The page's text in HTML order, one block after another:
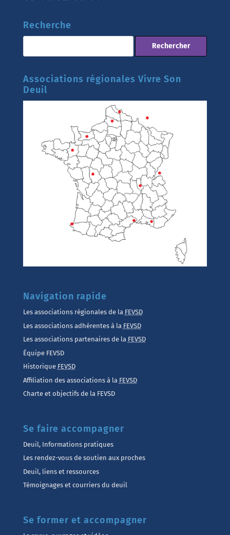
Recherche
Associations régionales Vivre Son
Deuil
Navigation rapide
Les associations régionales de la FEVSD
Les associations adhérentes à la FEVSD
Les associations partenaires de la FEVSD
Équipe FEVSD
Historique FEVSD
Affiliation des associations à la FEVSD
Charte et objectifs de la FEVSD
Se faire accompagner
Deuil, Informations pratiques
Les rendez-vous de soutien aux proches
Deuil, liens et ressources
Témoignages et courriers du deuil
Se former et accompagner